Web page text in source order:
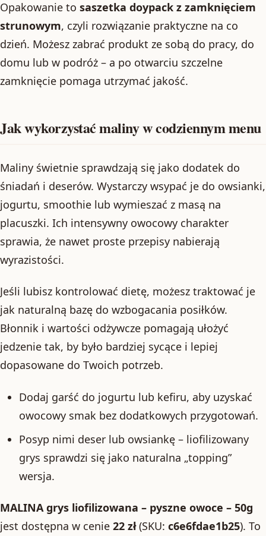
Opakowanie to saszetka doypack z zamknięciem
strunowym, czyli rozwiązanie praktyczne na co
dzień. Możesz zabrać produkt ze sobą do pracy, do
domu lub w podróż – a po otwarciu szczelne
zamknięcie pomaga utrzymać jakość.
Jak wykorzystać maliny w codziennym menu
Maliny świetnie sprawdzają się jako dodatek do
śniadań i deserów. Wystarczy wsypać je do owsianki,
jogurtu, smoothie lub wymieszać z masą na
placuszki. Ich intensywny owocowy charakter
sprawia, że nawet proste przepisy nabierają
wyrazistości.
Jeśli lubisz kontrolować dietę, możesz traktować je
jak naturalną bazę do wzbogacania posiłków.
Błonnik i wartości odżywcze pomagają ułożyć
jedzenie tak, by było bardziej sycące i lepiej
dopasowane do Twoich potrzeb.
Dodaj garść do jogurtu lub kefiru, aby uzyskać
owocowy smak bez dodatkowych przygotowań.
Posyp nimi deser lub owsiankę – liofilizowany
grys sprawdzi się jako naturalna „topping”
wersja.
MALINA grys liofilizowana – pyszne owoce – 50g
jest dostępna w cenie 22 zł(SKU: c6e6fdae1b25). To